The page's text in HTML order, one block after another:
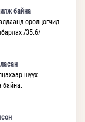
байна
оролцогчид
/35.6/
шүүх
байна.